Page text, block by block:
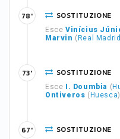
SOSTITUZIONE
Esce Vinícius
Marvin ( Real
78'
SOSTITUZIONE
Esce I. Doumbia (
Ontiveros ( Huesca)
73'
SOSTITUZIONE
67'